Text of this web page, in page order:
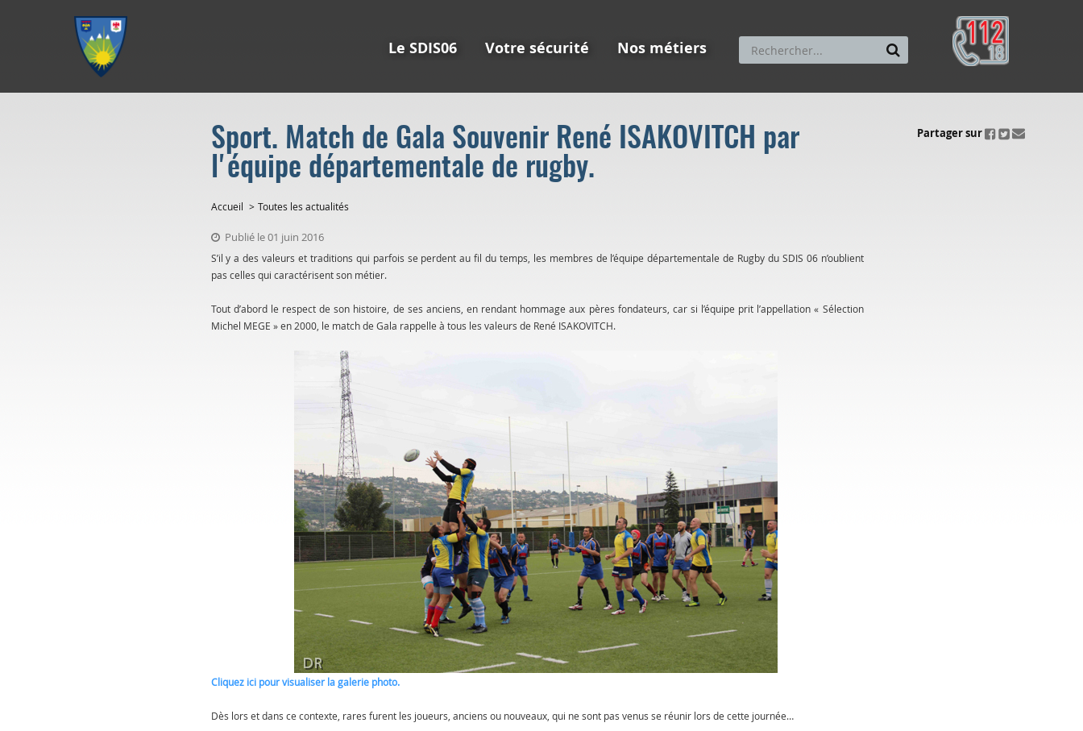
Le SDIS06 Votre sécurité Nos métiers
Sport. Match de Gala Souvenir René ISAKOVITCH par
l'équipe départementale de rugby.
ui.fo.accessibility.echappement.partage
Partager sur
Accueil Toutes les actualités
Publié le 01 juin 2016
S’il y a des valeurs et traditions qui parfois se perdent au fil du temps, les membres de l’équipe départementale de Rugby du SDIS 06 n’oublient
pas celles qui caractérisent son métier.
Tout d’abord le respect de son histoire, de ses anciens, en rendant hommage aux pères fondateurs, car si l’équipe prit l’appellation « Sélection
Michel MEGE » en 2000, le match de Gala rappelle à tous les valeurs de René ISAKOVITCH.
Cliquez ici pour visualiser la galerie photo.
Dès lors et dans ce contexte, rares furent les joueurs, anciens ou nouveaux, qui ne sont pas venus se réunir lors de cette journée…